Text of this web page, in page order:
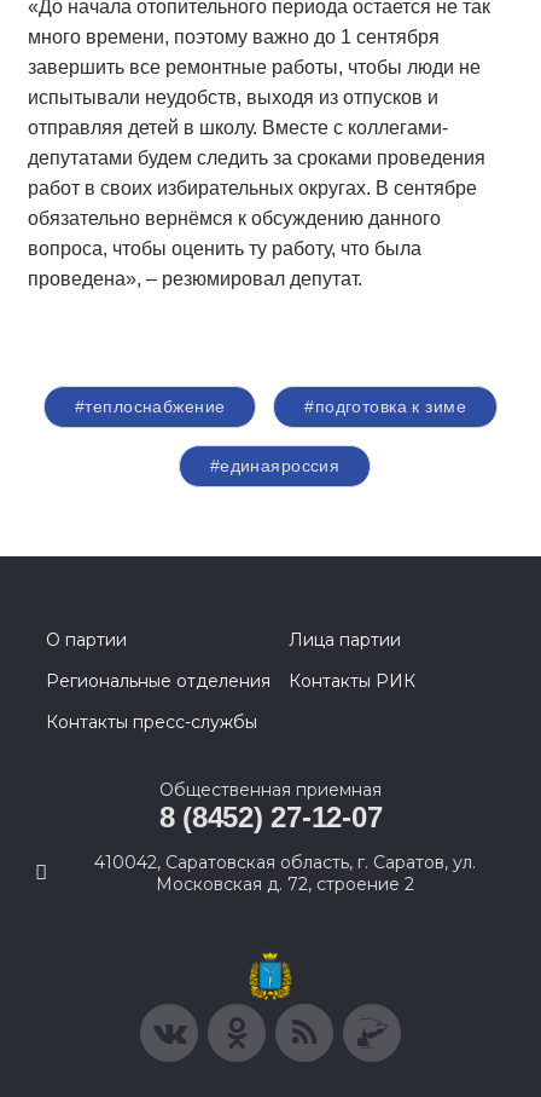
«До начала отопительного периода остается не так
много времени, поэтому важно до 1 сентября
завершить все ремонтные работы, чтобы люди не
испытывали неудобств, выходя из отпусков и
отправляя детей в школу. Вместе с коллегами-
депутатами будем следить за сроками проведения
работ в своих избирательных округах. В сентябре
обязательно вернёмся к обсуждению данного
вопроса, чтобы оценить ту работу, что была
проведена», – резюмировал депутат.
#теплоснабжение #подготовка к зиме
#единаяроссия
О партии
Лица партии
Региональные отделения
Контакты РИК
Контакты пресс-службы
Общественная приемная
8 (8452) 27-12-07
410042, Саратовская область, г. Саратов, ул.
Московская д. 72, строение 2